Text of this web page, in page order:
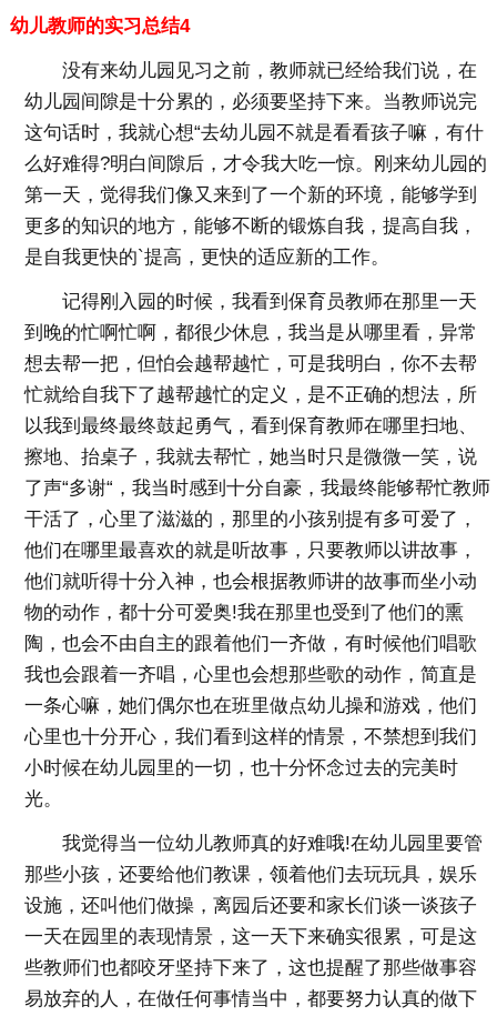
幼儿教师的实习总结4
没有来幼儿园见习之前，教师就已经给我们说，在
幼儿园间隙是十分累的，必须要坚持下来。当教师说完
这句话时，我就心想“去幼儿园不就是看看孩子嘛，有什
么好难得?明白间隙后，才令我大吃一惊。刚来幼儿园的
第一天，觉得我们像又来到了一个新的环境，能够学到
更多的知识的地方，能够不断的锻炼自我，提高自我，
是自我更快的`提高，更快的适应新的工作。
记得刚入园的时候，我看到保育员教师在那里一天
到晚的忙啊忙啊，都很少休息，我当是从哪里看，异常
想去帮一把，但怕会越帮越忙，可是我明白，你不去帮
忙就给自我下了越帮越忙的定义，是不正确的想法，所
以我到最终最终鼓起勇气，看到保育教师在哪里扫地、
擦地、抬桌子，我就去帮忙，她当时只是微微一笑，说
了声“多谢“，我当时感到十分自豪，我最终能够帮忙教师
干活了，心里了滋滋的，那里的小孩别提有多可爱了，
他们在哪里最喜欢的就是听故事，只要教师以讲故事，
他们就听得十分入神，也会根据教师讲的故事而坐小动
物的动作，都十分可爱奥!我在那里也受到了他们的熏
陶，也会不由自主的跟着他们一齐做，有时候他们唱歌
我也会跟着一齐唱，心里也会想那些歌的动作，简直是
一条心嘛，她们偶尔也在班里做点幼儿操和游戏，他们
心里也十分开心，我们看到这样的情景，不禁想到我们
小时候在幼儿园里的一切，也十分怀念过去的完美时
光。
我觉得当一位幼儿教师真的好难哦!在幼儿园里要管
那些小孩，还要给他们教课，领着他们去玩玩具，娱乐
设施，还叫他们做操，离园后还要和家长们谈一谈孩子
一天在园里的表现情景，这一天下来确实很累，可是这
些教师们也都咬牙坚持下来了，这也提醒了那些做事容
易放弃的人，在做任何事情当中，都要努力认真的做下